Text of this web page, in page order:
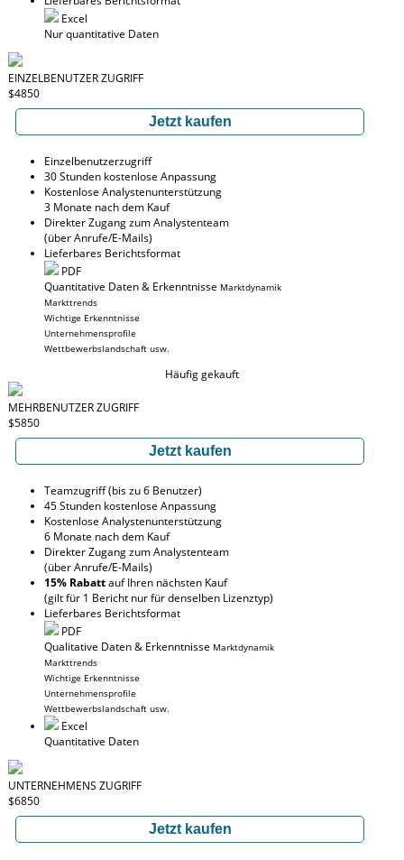
Excel
Nur quantitative Daten
EINZELBENUTZER ZUGRIFF
$4850
Jetzt kaufen
Einzelbenutzerzugriff
30 Stunden kostenlose Anpassung
Kostenlose Analystenunterstützung
3 Monate nach dem Kauf
Direkter Zugang zum Analystenteam
(über Anrufe/E-Mails)
Lieferbares Berichtsformat
PDF
Quantitative Daten & Erkenntnisse Marktdynamik
Markttrends
Wichtige Erkenntnisse
Unternehmensprofile
Wettbewerbslandschaft usw.
Häufig gekauft
MEHRBENUTZER ZUGRIFF
$5850
Jetzt kaufen
Teamzugriff (bis zu 6 Benutzer)
45 Stunden kostenlose Anpassung
Kostenlose Analystenunterstützung
6 Monate nach dem Kauf
Direkter Zugang zum Analystenteam
(über Anrufe/E-Mails)
15% Rabattauf Ihren nächsten Kauf
(gilt für 1 Bericht nur für denselben Lizenztyp)
Lieferbares Berichtsformat
PDF
Qualitative Daten & Erkenntnisse Marktdynamik
Markttrends
Wichtige Erkenntnisse
Unternehmensprofile
Wettbewerbslandschaft usw.
Excel
Quantitative Daten
UNTERNEHMENS ZUGRIFF
$6850
Jetzt kaufen